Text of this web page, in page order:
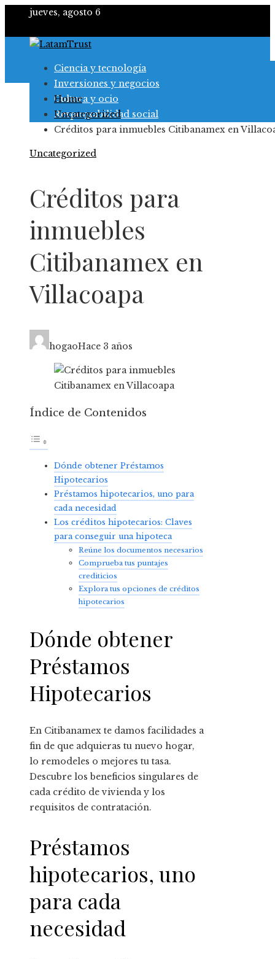
jueves, agosto 6
Ciencia y tecnología
Inversiones y negocios
Cultura y ocio
Responsabilidad social
Home
Uncategorized
Créditos para inmuebles Citibanamex en
Uncategorized
Créditos para
inmuebles
Citibanamex en
Villacoapa
hogaoHace 3 años
Índice de Contenidos
Dónde obtener Préstamos
Hipotecarios
Préstamos hipotecarios, uno para
cada necesidad
Los créditos hipotecarios: Claves
para conseguir una hipoteca
Reúne los documentos necesarios
Comprueba tus puntajes
crediticios
Explora tus opciones de créditos
hipotecarios
Dónde obtener
Préstamos
Hipotecarios
En Citibanamex te damos facilidades a
fin de que adquieras tu nuevo hogar,
lo remodeles o mejores tu tasa.
Descubre los beneficios singulares de
cada crédito de vivienda y los
requisitos de contratación.
Préstamos
hipotecarios, uno
para cada
necesidad